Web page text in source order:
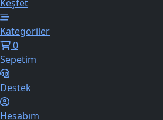
Keşfet
Kategoriler
0
Sepetim
Destek
Hesabım